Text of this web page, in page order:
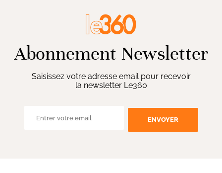
Abonnement Newsletter
Saisissez votre adresse email pour recevoir
la newsletter Le360
ENVOYER